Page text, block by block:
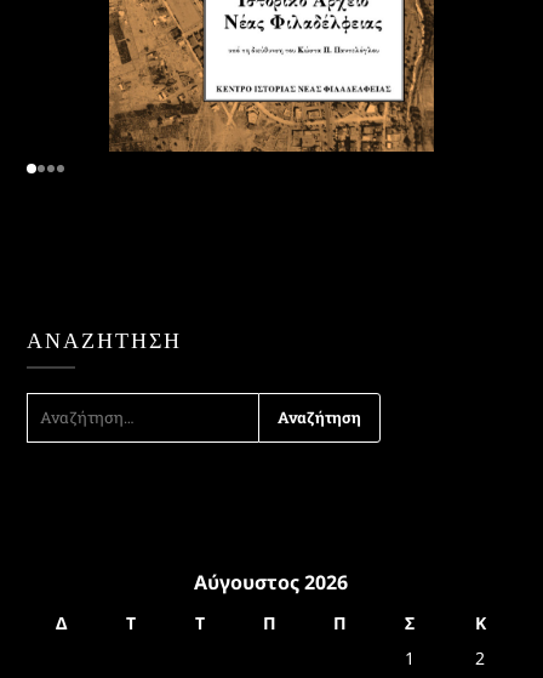
ΑΝΑΖΉΤΗΣΗ
ΑΝΑΖΉΤΗΣΗ
ΓΙΑ:
Αύγουστος 2026
Δ Τ Τ Π Π Σ
Κ
1
2